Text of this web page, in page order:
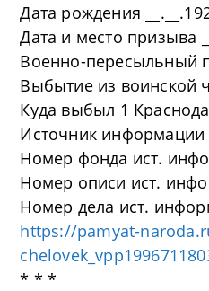
Дата рождения
Дата и место призыва
Военно-пересыльный
Выбытие из воинской
Куда выбыл 1
Источник
Номер фонда ист.
Номер описи ист.
Номер дела ист.
https://pamyat-
* * *